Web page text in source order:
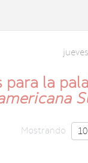
jueves
para la
Mostrando 10